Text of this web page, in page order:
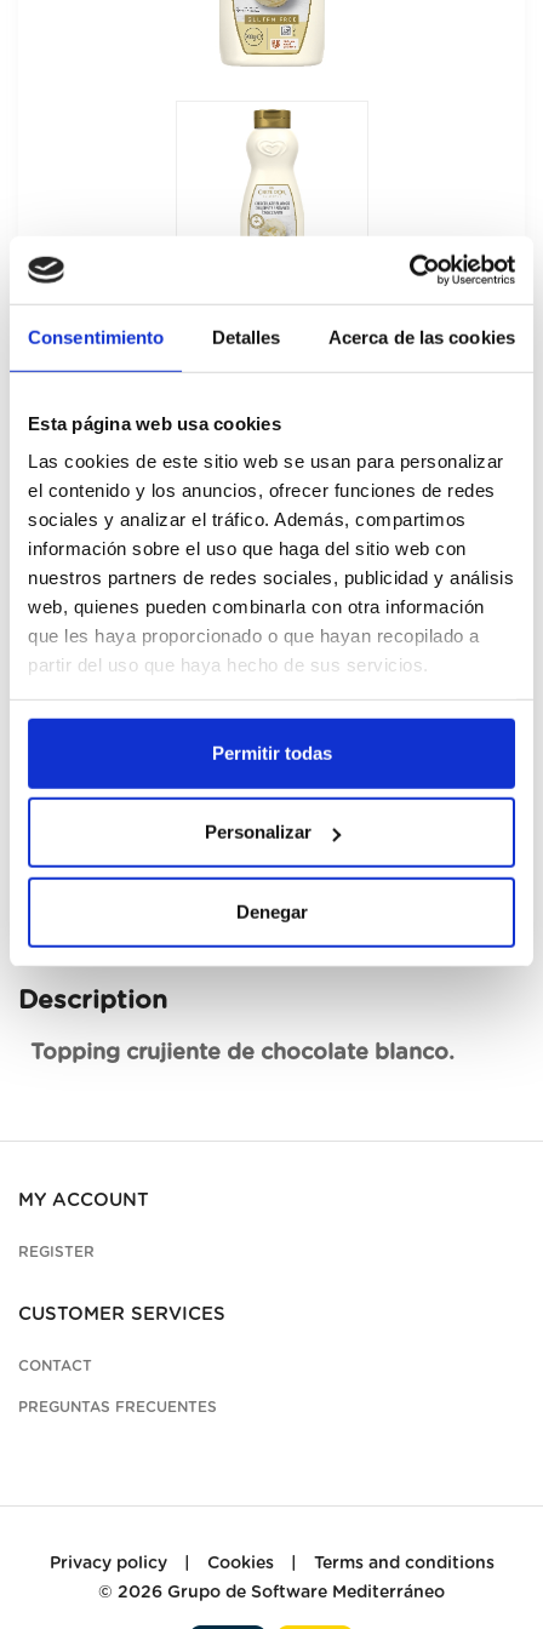
Consentimiento Detalles Acerca de las cookies
Esta página web usa cookies
Las cookies de este sitio web se usan para personalizar
el contenido y los anuncios, ofrecer funciones de redes
sociales y analizar el tráfico. Además, compartimos
información sobre el uso que haga del sitio web con
nuestros partners de redes sociales, publicidad y análisis
web, quienes pueden combinarla con otra información
que les haya proporcionado o que hayan recopilado a
partir del uso que haya hecho de sus servicios.
Permitir todas
Personalizar
Denegar
d'Or 900GR
Cajas
Unid.
Unavailable, request now
See data sheet
Description
Topping crujiente de chocolate blanco.
MY ACCOUNT
REGISTER
CUSTOMER SERVICES
CONTACT
PREGUNTAS FRECUENTES
Privacy policy Cookies
Terms and conditions
© 2026 Grupo de Software Mediterráneo